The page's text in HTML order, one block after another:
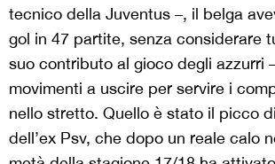
tecnico della Juventus –, il belga
gol in 47 partite, senza considerare
suo contributo al gioco degli azzurri
movimenti a uscire per servire i
nello stretto. Quello è stato il picco
dell’ex Psv, che dopo un reale calo